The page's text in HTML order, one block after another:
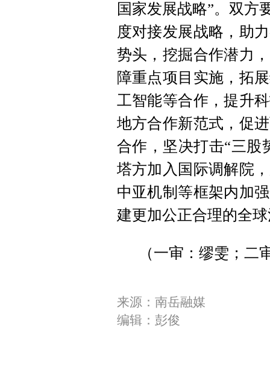
国家发展战略”。双方
度对接发展战略，助
势头，挖掘合作潜力
障重点项目实施，拓
工智能等合作，提升
地方合作新范式，促
合作，坚决打击“三股
塔方加入国际调解院
中亚机制等框架内加
建更加公正合理的全
（一审：缪雯；二
来源：南岳融媒
编辑：彭俊